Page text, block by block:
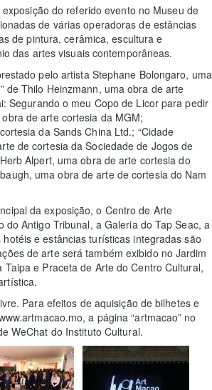
do referido evento no Museu de
de várias operadoras de estâncias
de pintura, cerâmica, escultura e
das artes visuais contemporâneas.
pelo artista Stephane Bolongaro, uma
de Thilo Heinzmann, uma obra de arte
Segurando o meu Copo de Licor para pedir
de arte cortesia da MGM;
da Sands China Ltd.; “Cidade
de cortesia da Sociedade de Jogos de
Alpert, uma obra de arte cortesia do
uma obra de arte de cortesia do Nam
da exposição, o Centro de Arte
Antigo Tribunal, a Galeria do Tap Seac, a
e estâncias turísticas integradas são
de arte será também exibido no Jardim
e Praceta de Arte do Centro Cultural,
Para efeitos de aquisição de bilhetes e
a página “artmacao” no
WeChat do Instituto Cultural.